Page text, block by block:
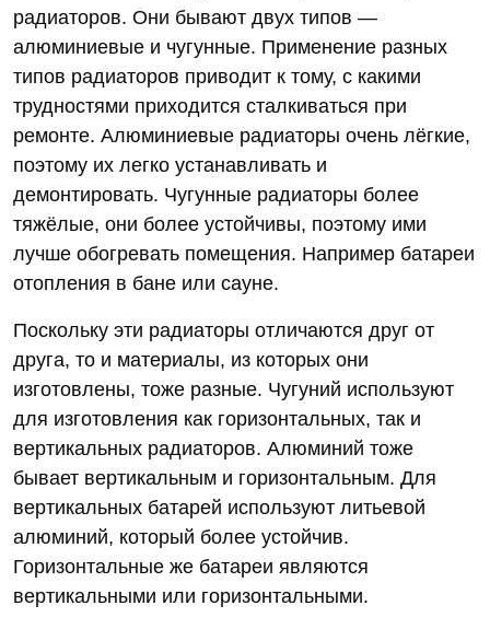
радиаторов. Они бывают двух типов —
алюминиевые и чугунные. Применение разных
типов радиаторов приводит к тому, с какими
трудностями приходится сталкиваться при
ремонте. Алюминиевые радиаторы очень лёгкие,
поэтому их легко устанавливать и
демонтировать. Чугунные радиаторы более
тяжёлые, они более устойчивы, поэтому ими
лучше обогревать помещения. Например батареи
отопления в бане или сауне.
Поскольку эти радиаторы отличаются друг от
друга, то и материалы, из которых они
изготовлены, тоже разные. Чугуний используют
для изготовления как горизонтальных, так и
вертикальных радиаторов. Алюминий тоже
бывает вертикальным и горизонтальным. Для
вертикальных батарей используют литьевой
алюминий, который более устойчив.
Горизонтальные же батареи являются
вертикальными или горизонтальными.